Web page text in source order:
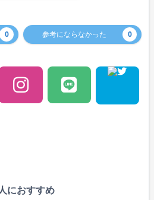
0 参考にならなかった 0
におすすめ